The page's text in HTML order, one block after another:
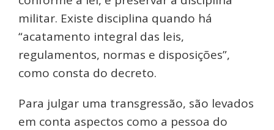
militar. Existe disciplina quando há
“acatamento integral das leis,
regulamentos, normas e disposições”,
como consta do decreto.
Para julgar uma transgressão, são levados
em conta aspectos como a pessoa do